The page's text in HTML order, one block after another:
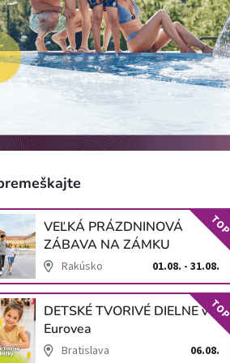
VEĽKÁ PRÁZDNINOVÁ
ZÁBAVA NA ZÁMKU
SCHLOSS HOF
Rakúsko 01.08. - 31.08.
TOP
DETSKÉ TVORIVÉ DIELNE v
Eurovea
Bratislava 06.08.
TOP